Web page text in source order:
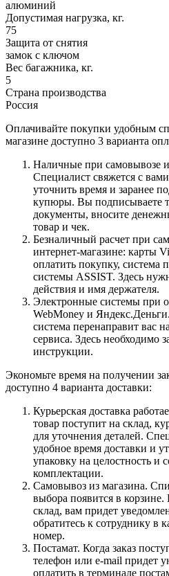
алюминий
Допустимая нагрузка, кг.
75
Защита от снятия
замок с ключом
Вес багажника, кг.
5
Страна производства
Россия
Оплачивайте покупки удобным
магазине доступно 3 варианта
Наличные при самовывозе
Специалист свяжется с
уточнить время и заранее
купюры. Вы подписываете
документы, вносите
товар и чек.
Безналичный расчет при
интернет-магазине: карты
оплатить покупку, система
системы ASSIST. Здесь
действия и имя держателя.
Электронные системы при
WebMoney и
система перенаправит вас
сервиса. Здесь необходимо
инструкции.
Экономьте время на получении
доступно 4 варианта доставки:
Курьерская доставка
товар поступит на склад,
для уточнения деталей.
удобное время доставки и
упаковку на целостность и
комплектации.
Самовывоз из магазина.
выбора появится в корзине.
склад, вам придет
обратитесь к сотруднику в
номер.
Постамат. Когда заказ
телефон или e-mail придет
оплатить в терминале